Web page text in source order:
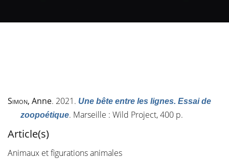
Simon, Anne. 2021. Une bête entre les lignes. Essai de
zoopoétique. Marseille : Wild Project, 400 p.
Article(s)
Animaux et figurations animales